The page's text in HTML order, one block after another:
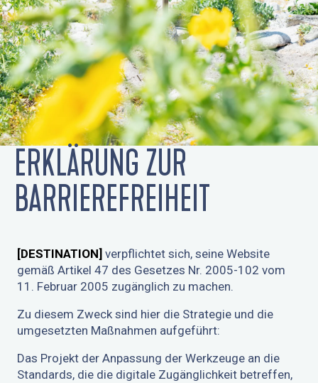
ERKLÄRUNG ZUR
BARRIEREFREIHEIT
[DESTINATION] verpflichtet sich, seine Website
gemäß Artikel 47 des Gesetzes Nr. 2005-102 vom
11. Februar 2005 zugänglich zu machen.
Zu diesem Zweck sind hier die Strategie und die
umgesetzten Maßnahmen aufgeführt:
Das Projekt der Anpassung der Werkzeuge an die
Standards, die die digitale Zugänglichkeit betreffen,